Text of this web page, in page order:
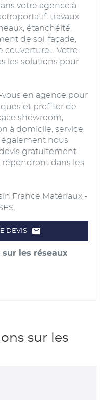
votre agence à
travaux
étanchéité,
de sol, façade,
couverture… Votre
les solutions pour
en agence pour
et profiter de
showroom,
à domicile, service
également nous
gratuitement
répondront dans les
France Matériaux -
DEVIS
les réseaux
sur les